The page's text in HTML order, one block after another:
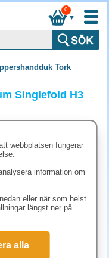
▼
0
Tork
Singlefold H3
webbplatsen fungerar
information om
eller när som helst
längst ner på
alla